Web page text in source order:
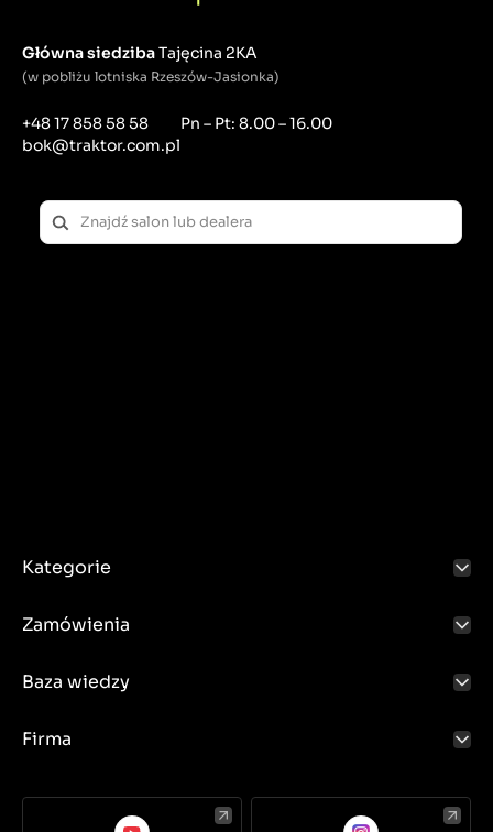
Główna siedzibaTajęcina 2KA
(w pobliżu lotniska Rzeszów-Jasionka)
+48 17 858 58 58
bok@traktor.com.pl
Pn – Pt: 8.00 – 16.00
Kategorie
Zamówienia
Baza wiedzy
Firma